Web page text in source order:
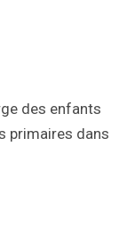
Identifier les
en situation de